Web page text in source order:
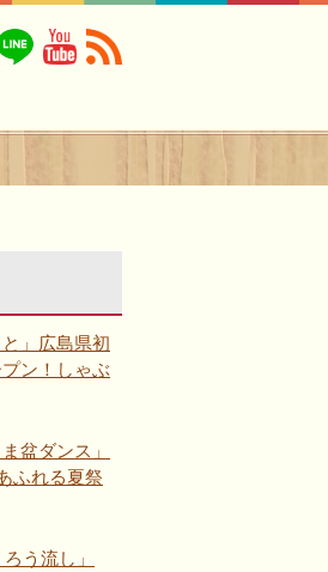
」広島県初
ン！しゃぶ
盆ダンス」
ふれる夏祭
う流し」